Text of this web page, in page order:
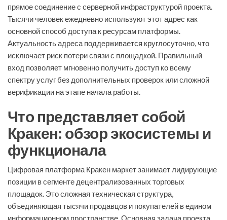
прямое соединение с серверной инфраструктурой проекта.
Тысячи человек ежедневно используют этот адрес как
основной способ доступа к ресурсам платформы.
Актуальность адреса поддерживается круглосуточно, что
исключает риск потери связи с площадкой. Правильный
вход позволяет мгновенно получить доступ ко всему
спектру услуг без дополнительных проверок или сложной
верификации на этапе начала работы.
Что представляет собой
Кракен: обзор экосистемы и
функционала
Цифровая платформа Кракен маркет занимает лидирующие
позиции в сегменте децентрализованных торговых
площадок. Это сложная техническая структура,
объединяющая тысячи продавцов и покупателей в едином
информационном пространстве. Основная задача проекта